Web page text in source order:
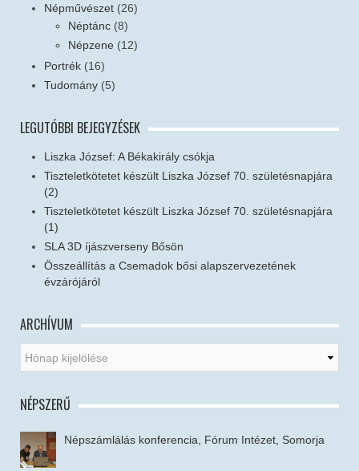
Népművészet (26)
Néptánc (8)
Népzene (12)
Portrék (16)
Tudomány (5)
LEGUTÓBBI BEJEGYZÉSEK
Liszka József: A Békakirály csókja
Tiszteletkötetet készült Liszka József 70. születésnapjára
(2)
Tiszteletkötetet készült Liszka József 70. születésnapjára
(1)
SLA 3D íjászverseny Bősön
Összeállítás a Csemadok bősi alapszervezetének
évzárójáról
ARCHÍVUM
NÉPSZERŰ
Népszámlálás konferencia, Fórum Intézet, Somorja